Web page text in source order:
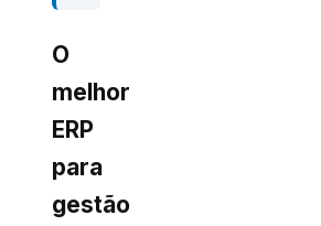
O
melhor
ERP
para
gestão